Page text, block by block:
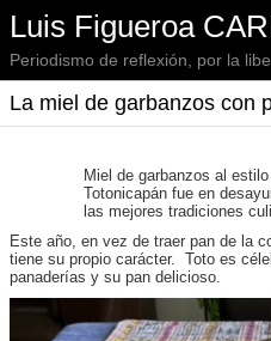
Luis Figueroa
Periodismo de reflexión, por la
La miel de garbanzos con
Miel de garbanzos al
Totonicapán fue en
las mejores tradiciones
Este año, en vez de traer pan de la
tiene su propio carácter. Toto es
panaderías y su pan delicioso.